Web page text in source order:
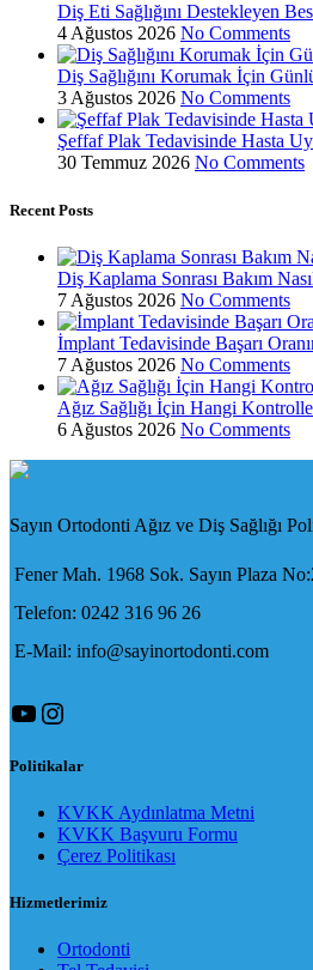
Diş Eti Sağlığını Destekleyen
4 Ağustos 2026 No Comments
Diş Sağlığını Korumak İçin
3 Ağustos 2026 No Comments
Şeffaf Plak Tedavisinde Hasta
30 Temmuz 2026 No Comments
Recent Posts
Diş Kaplama Sonrası Bakım
7 Ağustos 2026 No Comments
İmplant Tedavisinde Başarı
7 Ağustos 2026 No Comments
Ağız Sağlığı İçin Hangi
6 Ağustos 2026 No Comments
Sayın Ortodonti Ağız ve Diş Sağlığı
Fener Mah. 1968 Sok. Sayın Plaza
Telefon: 0242 316 96 26
E-Mail: info@sayinortodonti.com
YouTube
Instagram
Politikalar
KVKK Aydınlatma Metni
KVKK Başvuru Formu
Çerez Politikası
Hizmetlerimiz
Ortodonti